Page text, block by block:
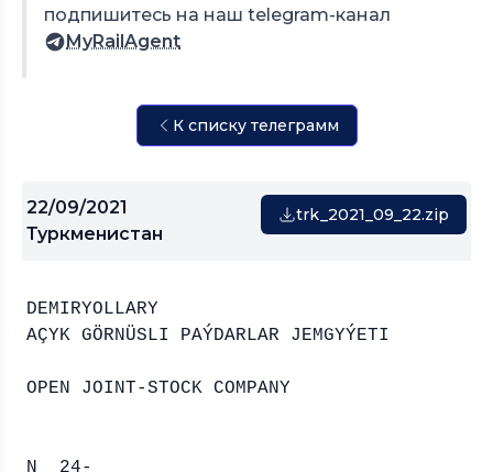
подпишитесь на наш telegram-канал
MyRailAgent
К списку телеграмм
22/09/2021
Туркменистан
trk_2021_09_22.zip
DEMIRYOLLARY
AÇYK GÖRNÜSLI PAÝDARLAR JEMGYÝETI
OPEN JOINT-STOCK COMPANY
N 24-